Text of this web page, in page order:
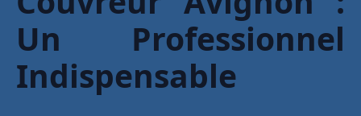
Un Professionnel
Indispensable